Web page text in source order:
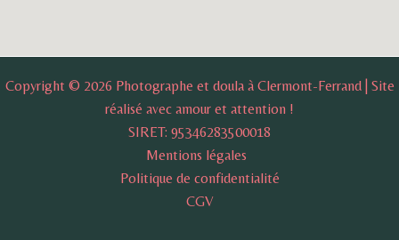
Copyright © 2026 Photographe et doula à Clermont-Ferrand | Site
réalisé avec amour et attention !
SIRET: 95346283500018
Mentions légales
Politique de confidentialité
CGV